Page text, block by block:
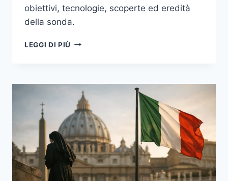
obiettivi, tecnologie, scoperte ed eredità
della sonda.
LEGGI DI PIÙ PIONEER
CHE
APRÌ
LA
STRADA
OLTRE
GIOVE
E
VERSO
LO